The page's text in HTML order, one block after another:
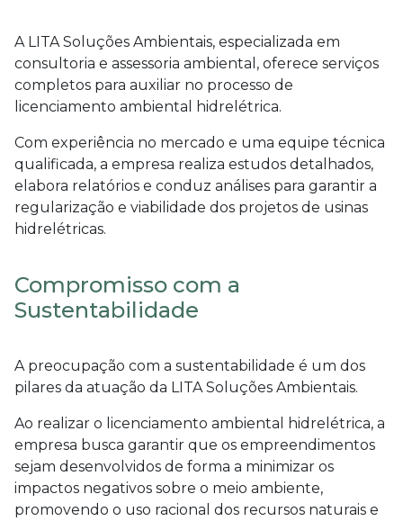
A LITA Soluções Ambientais, especializada em
consultoria e assessoria ambiental, oferece serviços
completos para auxiliar no processo de
licenciamento ambiental hidrelétrica.
Com experiência no mercado e uma equipe técnica
qualificada, a empresa realiza estudos detalhados,
elabora relatórios e conduz análises para garantir a
regularização e viabilidade dos projetos de usinas
hidrelétricas.
Compromisso com a
Sustentabilidade
A preocupação com a sustentabilidade é um dos
pilares da atuação da LITA Soluções Ambientais.
Ao realizar o licenciamento ambiental hidrelétrica, a
empresa busca garantir que os empreendimentos
sejam desenvolvidos de forma a minimizar os
impactos negativos sobre o meio ambiente,
promovendo o uso racional dos recursos naturais e